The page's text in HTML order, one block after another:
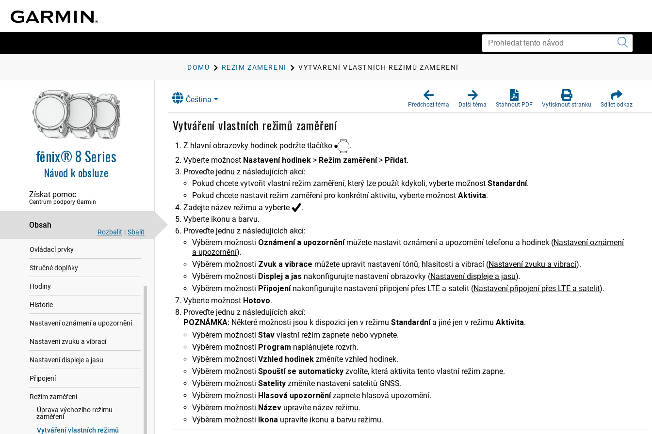
DOMŮ REŽIM ZAMĚŘENÍ VYTVÁŘENÍ VLASTNÍCH REŽIMŮ ZAMĚŘENÍ
fēnix® 8 Series
Návod k obsluze
Získat pomoc
Centrum podpory Garmin
Obsah
Rozbalit | Sbalit
Úvod
Ovládací prvky
Stručné doplňky
Hodiny
Historie
Nastavení oznámení a upozornění
Nastavení zvuku a vibrací
Nastavení displeje a jasu
Připojení
Režim zaměření
Úprava výchozího režimu
zaměření
Vytváření vlastních režimů
Čeština
Předchozí téma Další téma Stáhnout PDF Vytisknout stránku Sdílet odkaz
Vytváření vlastních režimů zaměření
Z hlavní obrazovky hodinek podržte tlačítko
.
Vyberte možnost Nastavení hodinek > Režim zaměření> Přidat.
Proveďte jednu z následujících akcí:
Pokud chcete vytvořit vlastní režim zaměření, který lze použít kdykoli, vyberte možnost Standardní.
Pokud chcete nastavit režim zaměření pro konkrétní aktivitu, vyberte možnost Aktivita.
Zadejte název režimu a vyberte
.
Vyberte ikonu a barvu.
Proveďte jednu z následujících akcí:
Výběrem možnosti Oznámení a upozorněnímůžete nastavit oznámení a upozornění telefonu a hodinek (Nastavení oznámení
a upozornění).
Výběrem možnosti Zvuk a vibrace můžete upravit nastavení tónů, hlasitosti a vibrací (Nastavení zvuku a vibrací).
Výběrem možnosti Displej a jas nakonfigurujte nastavení obrazovky (Nastavení displeje a jasu).
Výběrem možnosti Připojenínakonfigurujte nastavení připojení přes LTE a satelit (Nastavení připojení přes LTE a satelit).
Vyberte možnost Hotovo.
Proveďte jednu z následujících akcí:
POZNÁMKA: Některé možnosti jsou k dispozici jen v režimu Standardnía jiné jen v režimu Aktivita.
Výběrem možnosti Stav vlastní režim zapnete nebo vypnete.
Výběrem možnosti Program naplánujete rozvrh.
Výběrem možnosti Vzhled hodinek změníte vzhled hodinek.
Výběrem možnosti Spouští se automaticky zvolíte, která aktivita tento vlastní režim zapne.
Výběrem možnosti Satelity změníte nastavení satelitů GNSS.
Výběrem možnosti Hlasová upozorněnízapnete hlasová upozornění.
Výběrem možnosti Název upravíte název režimu.
Výběrem možnosti Ikona upravíte ikonu a barvu režimu.